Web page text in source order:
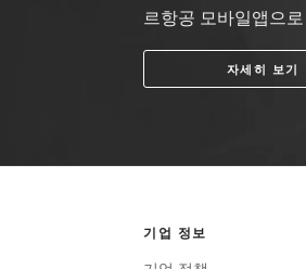
르항공 모바일앱으
자세히 보기